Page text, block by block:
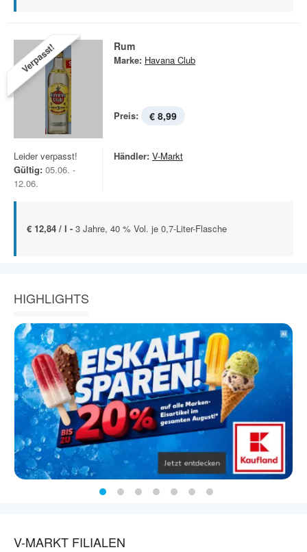
Verpasst! Rum
Marke: Havana Club
Preis: € 8,99
Leider verpasst!
Gültig: 05.06. -
12.06.
Händler: V-Markt
€ 12,84 / l - 3 Jahre, 40 % Vol. je 0,7-Liter-Flasche
HIGHLIGHTS
V-MARKT FILIALEN